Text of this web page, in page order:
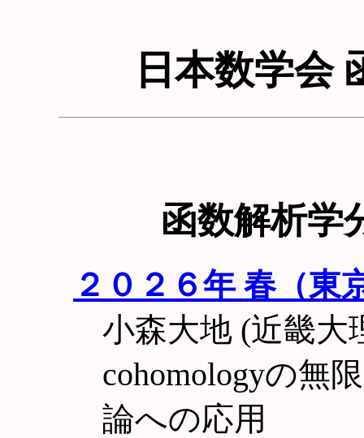
日本数学会
函数解析
２０２６年 春（東
小森大地 (近畿大
cohomologyの無
論への応用